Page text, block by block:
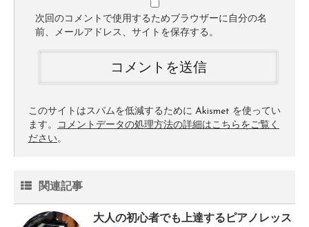
次回のコメントで使用するためブラウザーに自分の名
前、メールアドレス、サイトを保存する。
このサイトはスパムを低減するために Akismet を使ってい
ます。
コメントデータの処理方法の詳細はこちらをご覧く
ださい。
関連記事
大人の初心者でも上達するピアノレッス